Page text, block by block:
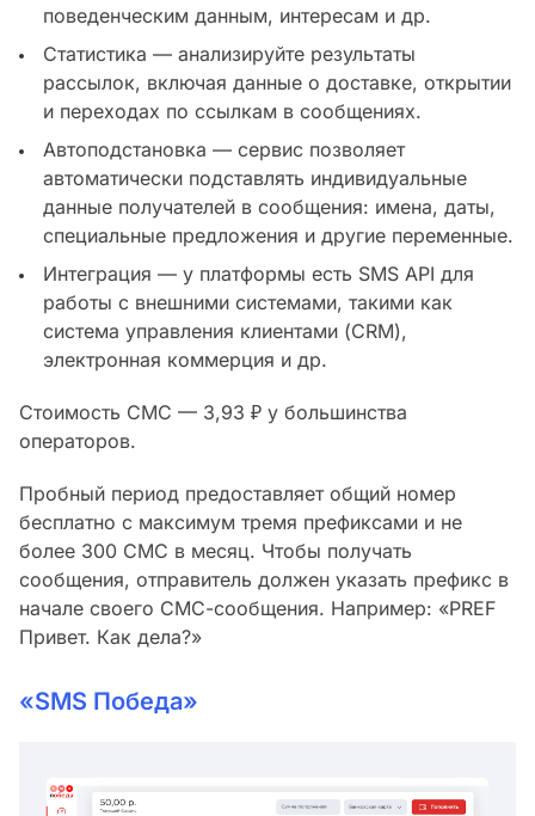
поведенческим данным, интересам и др.
Статистика — анализируйте результаты
рассылок, включая данные о доставке, открытии
и переходах по ссылкам в сообщениях.
Автоподстановка — сервис позволяет
автоматически подставлять индивидуальные
данные получателей в сообщения: имена, даты,
специальные предложения и другие переменные.
Интеграция — у платформы есть SMS API для
работы с внешними системами, такими как
система управления клиентами (CRM),
электронная коммерция и др.
Стоимость СМС — 3,93 ₽ у большинства
операторов.
Пробный период предоставляет общий номер
бесплатно с максимум тремя префиксами и не
более 300 СМС в месяц. Чтобы получать
сообщения, отправитель должен указать префикс в
начале своего СМС-сообщения. Например: «PREF
Привет. Как дела?»
«SMS Победа»